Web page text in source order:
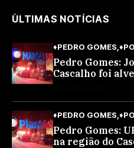
ÙLTIMAS NOTÍCIAS
♦PEDRO GOMES
Pedro Gomes:
Cascalho foi
♦PEDRO GOMES
Pedro Gomes:
na região do